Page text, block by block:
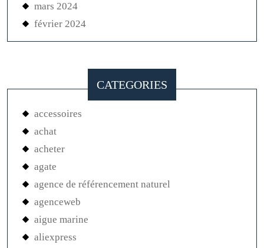
mars 2024
février 2024
CATEGORIES
accessoires
achat
acheter
agate
agence de référencement naturel
agenceweb
aigue marine
aliexpress